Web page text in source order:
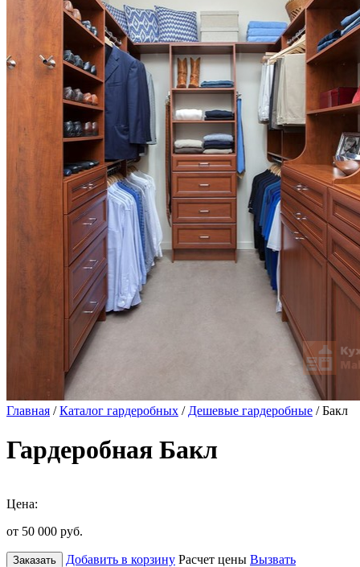
Главная /Каталог гардеробных / Дешевые гардеробные / Бакл
Гардеробная Бакл
Цена:
от 50 000 руб.
Заказать Добавить в корзину Расчет цены Вызвать